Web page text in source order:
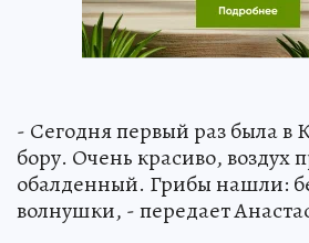
- Сегодня первый раз была в
бору. Очень красиво, воздух
обалденный. Грибы нашли:
волнушки, - передает